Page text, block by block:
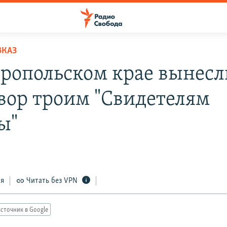
крае
троим "Свидетелям
Читать без VPN
в Google